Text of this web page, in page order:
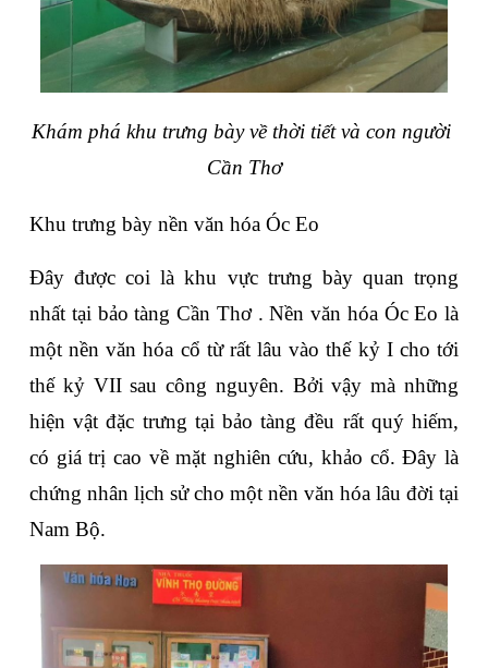
Khám phá khu trưng bày về thời tiết và con người
Cần Thơ
Khu trưng bày nền văn hóa Óc Eo
Đây được coi là khu vực trưng bày quan trọng
nhất tại bảo tàng Cần Thơ . Nền văn hóa Óc Eo là
một nền văn hóa cổ từ rất lâu vào thế kỷ I cho tới
thế kỷ VII sau công nguyên. Bởi vậy mà những
hiện vật đặc trưng tại bảo tàng đều rất quý hiếm,
có giá trị cao về mặt nghiên cứu, khảo cổ. Đây là
chứng nhân lịch sử cho một nền văn hóa lâu đời tại
Nam Bộ.